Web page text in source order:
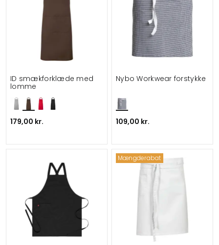
ID smækforklæde med
lomme
179,00 kr.
Nybo Workwear forstykke
109,00 kr.
Mængderabat